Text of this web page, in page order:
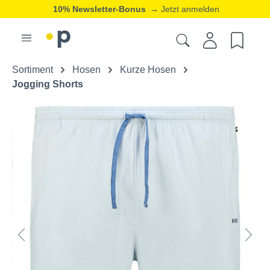
10% Newsletter-Bonus → Jetzt anmelden
Sortiment Hosen
Kurze Hosen
Jogging Shorts